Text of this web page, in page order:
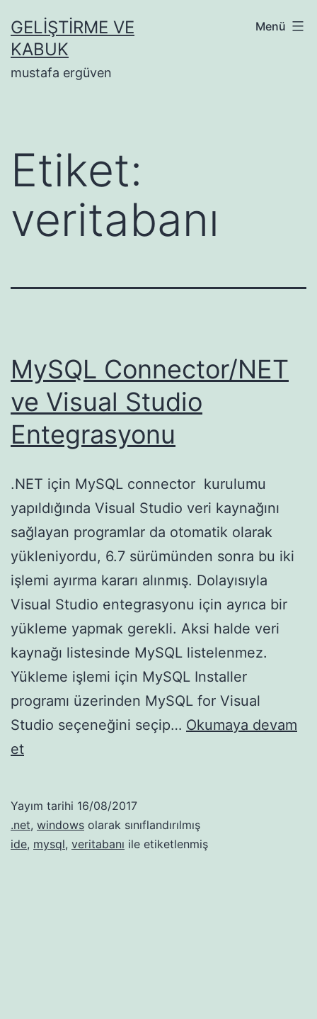
geçGELIŞTIRME VE
KABUK
mustafa ergüven
Menü
Etiket:
veritabanı
MySQL Connector/NET
ve Visual Studio
Entegrasyonu
.NET için MySQL connector kurulumu
yapıldığında Visual Studio veri kaynağını
sağlayan programlar da otomatik olarak
yükleniyordu, 6.7 sürümünden sonra bu iki
işlemi ayırma kararı alınmış. Dolayısıyla
Visual Studio entegrasyonu için ayrıca bir
yükleme yapmak gerekli. Aksi halde veri
kaynağı listesinde MySQL listelenmez.
Yükleme işlemi için MySQL Installer
programı üzerinden MySQL for Visual
Studio seçeneğini seçip… Okumaya devam
etMySQL
Visual
Studio
Yayım tarihi 16/08/2017
.net, windows olarak sınıflandırılmış
ide, mysql, veritabanı ile etiketlenmiş